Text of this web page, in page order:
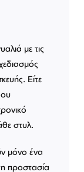
με τις
Είτε
στυλ.
μόνο ένα
προστασία